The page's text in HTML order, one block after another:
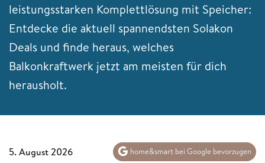
leistungsstarken Komplettlösung mit Speicher:
Entdecke die aktuell spannendsten Solakon
Deals und finde heraus, welches
Balkonkraftwerk jetzt am meisten für dich
herausholt.
5. August 2026 home&smart bei Google bevorzugen